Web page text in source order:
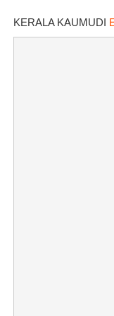
KERALA KAUMUDI